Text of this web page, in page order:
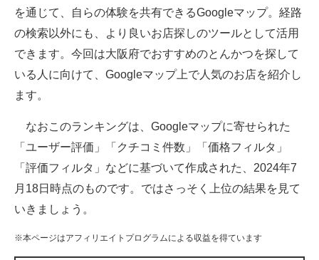
ITの今と未来を見通す
スマホと通信の最新トレンド
進化するPCとデバイスの未来
好きが集まる 比べて選べる
ビジネスと働き方のヒント
企業ITのトレンドを詳説
を通じて、自らの体験を共有できるGoogleマップ。経路
の検索以外にも、より良いお店探しのツールとして活用
できます。今回は大阪府でおすすめのとんかつを探して
いる人に向けて、Googleマップ上で人気のお店を紹介し
ます。
なおこのランキングは、Googleマップに寄せられた
「ユーザー評価」「クチコミ件数」「価格フィルタ」
「評価フィルタ」などに基づいて作成された、2024年7
月18日時点のものです。ではさっそく上位の結果を見て
いきましょう。
※本ページはアフィリエイトプログラムによる収益を得ています